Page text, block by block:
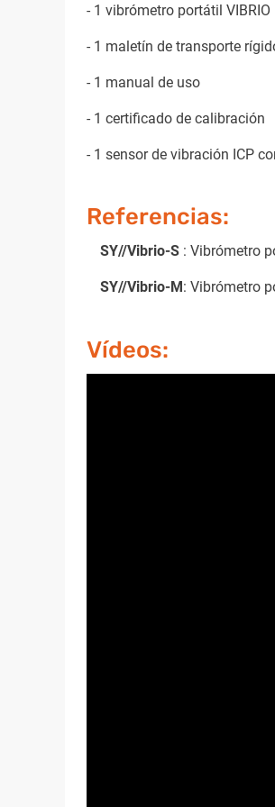
- 1 vibrómetro portátil VIBRIO
- 1 maletín de transporte
- 1 manual de uso
- 1 certificado de calibración
- 1 sensor de vibración ICP
Referencias:
SY//Vibrio-S : Vibrómetro
SY//Vibrio-M: Vibrómetro
Vídeos: